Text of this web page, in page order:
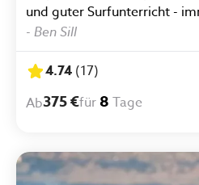
einfach perfekt und ich
wieder reisen."
und guter Surfunterricht -
- Ben Sill
4.74 (17)
Ab375 €für 8 Tage